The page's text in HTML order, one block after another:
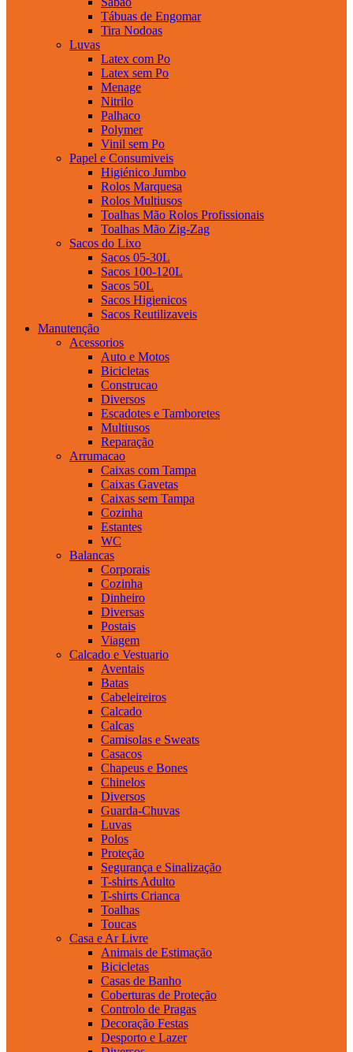
Tábuas de Engomar
Tira Nodoas
Luvas
Latex com Po
Latex sem Po
Menage
Nitrilo
Palhaco
Polymer
Vinil sem Po
Papel e Consumiveis
Higiénico Jumbo
Rolos Marquesa
Rolos Multiusos
Toalhas Mão Rolos Profissionais
Toalhas Mão Zig-Zag
Sacos do Lixo
Sacos 05-30L
Sacos 100-120L
Sacos 50L
Sacos Higienicos
Sacos Reutilizaveis
Manutenção
Acessorios
Auto e Motos
Bicicletas
Construcao
Diversos
Escadotes e Tamboretes
Multiusos
Reparação
Arrumacao
Caixas com Tampa
Caixas Gavetas
Caixas sem Tampa
Cozinha
Estantes
WC
Balancas
Corporais
Cozinha
Dinheiro
Diversas
Postais
Viagem
Calcado e Vestuario
Aventais
Batas
Cabeleireiros
Calcado
Calcas
Camisolas e Sweats
Casacos
Chapeus e Bones
Chinelos
Diversos
Guarda-Chuvas
Luvas
Polos
Proteção
Segurança e Sinalização
T-shirts Adulto
T-shirts Crianca
Toalhas
Toucas
Casa e Ar Livre
Animais de Estimação
Bicicletas
Casas de Banho
Coberturas de Proteção
Controlo de Pragas
Decoração Festas
Desporto e Lazer